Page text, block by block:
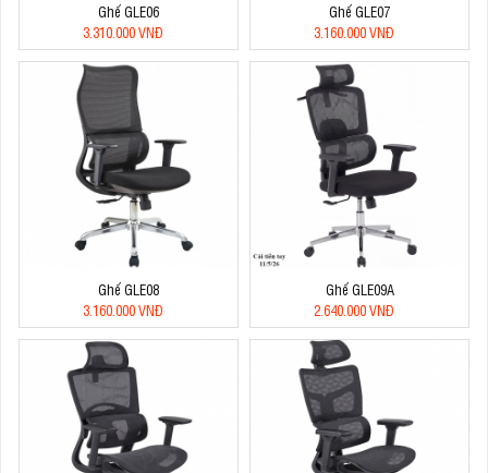
Ghế GLE06
3.310.000 VNĐ
Ghế GLE07
3.160.000 VNĐ
Ghế GLE08
3.160.000 VNĐ
Ghế GLE09A
2.640.000 VNĐ